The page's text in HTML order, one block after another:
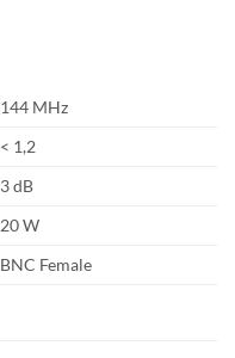
144 MHz
< 1,2
3 dB
20 W
BNC Female